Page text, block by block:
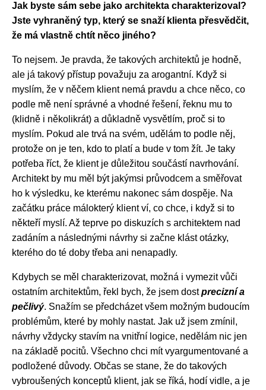
Jak byste sám sebe jako architekta charakterizoval?
Jste vyhraněný typ, který se snaží klienta přesvědčit,
že má vlastně chtít něco jiného?
To nejsem. Je pravda, že takových architektů je hodně,
ale já takový přístup považuju za arogantní. Když si
myslím, že v něčem klient nemá pravdu a chce něco, co
podle mě není správné a vhodné řešení, řeknu mu to
(klidně i několikrát) a důkladně vysvětlím, proč si to
myslím. Pokud ale trvá na svém, udělám to podle něj,
protože on je ten, kdo to platí a bude v tom žít. Je taky
potřeba říct, že klient je důležitou součástí navrhování.
Architekt by mu měl být jakýmsi průvodcem a směřovat
ho k výsledku, ke kterému nakonec sám dospěje. Na
začátku práce málokterý klient ví, co chce, i když si to
někteří myslí. Až teprve po diskuzích s architektem nad
zadáním a následnými návrhy si začne klást otázky,
kterého do té doby třeba ani nenapadly.
Kdybych se měl charakterizovat, možná i vymezit vůči
ostatním architektům, řekl bych, že jsem dostprecizní a
pečlivý. Snažím se předcházet všem možným budoucím
problémům, které by mohly nastat. Jak už jsem zmínil,
návrhy vždycky stavím na vnitřní logice, nedělám nic jen
na základě pocitů. Všechno chci mít vyargumentované a
podložené důvody. Občas se stane, že do takových
vybroušených konceptů klient, jak se říká, hodí vidle, a je